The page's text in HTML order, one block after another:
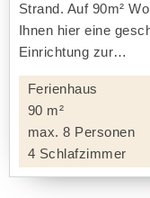
Strand. Auf 90m²
Ihnen hier eine
Einrichtung zur
Ferienhaus
90 m²
max. 8 Personen
4 Schlafzimmer